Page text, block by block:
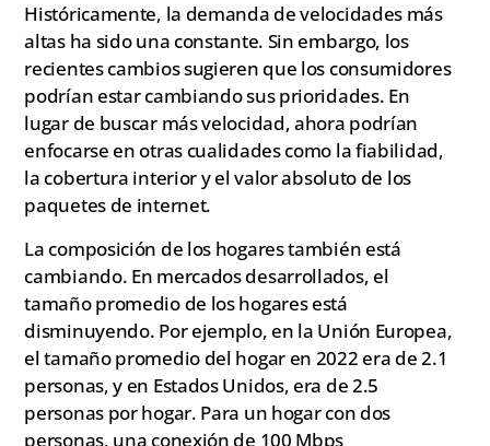
Históricamente, la demanda de velocidades más
altas ha sido una constante. Sin embargo, los
recientes cambios sugieren que los consumidores
podrían estar cambiando sus prioridades. En
lugar de buscar más velocidad, ahora podrían
enfocarse en otras cualidades como la fiabilidad,
la cobertura interior y el valor absoluto de los
paquetes de internet.
La composición de los hogares también está
cambiando. En mercados desarrollados, el
tamaño promedio de los hogares está
disminuyendo. Por ejemplo, en la Unión Europea,
el tamaño promedio del hogar en 2022 era de 2.1
personas, y en Estados Unidos, era de 2.5
personas por hogar. Para un hogar con dos
personas, una conexión de 100 Mbps